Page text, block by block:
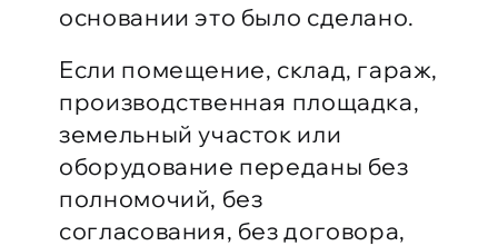
основании это было сделано.
Если помещение, склад, гараж,
производственная площадка,
земельный участок или
оборудование переданы без
полномочий, без
согласования, без договора,